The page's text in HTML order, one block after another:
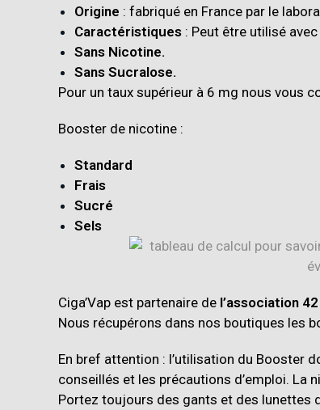
Origine : fabriqué en France par le
Caractéristiques : Peut être utilisé
Sans Nicotine.
Sans Sucralose.
Pour un taux supérieur à 6 mg nous vous
Booster de nicotine :
Standard
Frais
Sucré
Sels
Ciga’Vap est partenaire de l’association
Nous récupérons dans nos boutiques les
En bref attention : l’utilisation du Booster
conseillés et les précautions d’emploi. La
Portez toujours des gants et des lunettes